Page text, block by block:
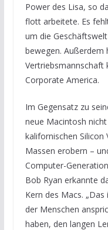
Power des Lisa, so
flott arbeitete. Es
um die
bewegen. Außerdem
Vertriebsmannschaft
Corporate America.
Im Gegensatz zu
neue Macintosh
kalifornischen Silicon
Massen erobern –
Computer-
Bob Ryan erkannte
Kern des Macs.
der Menschen
haben, den langen